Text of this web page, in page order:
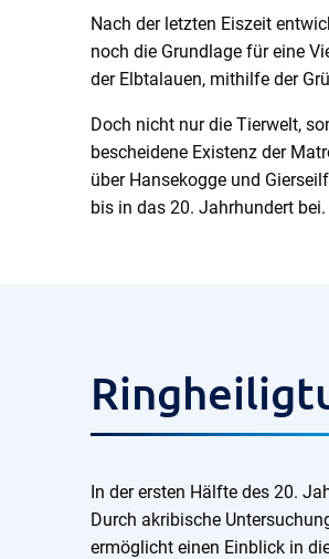
Nach der letzten Eiszeit
noch die Grundlage für eine
der Elbtalauen, mithilfe der
Doch nicht nur die Tierwelt,
bescheidene Existenz der
über Hansekogge und
bis in das 20. Jahrhundert bei.
In der ersten Hälfte des 20.
Durch akribische
ermöglicht einen Einblick in